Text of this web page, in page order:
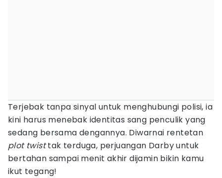
Terjebak tanpa sinyal untuk menghubungi polisi, ia
kini harus menebak identitas sang penculik yang
sedang bersama dengannya. Diwarnai rentetan
plot twisttak terduga, perjuangan Darby untuk
bertahan sampai menit akhir dijamin bikin kamu
ikut tegang!